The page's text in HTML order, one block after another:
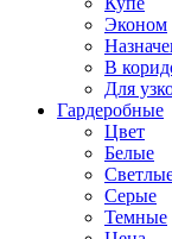
Эконом
В
Для
Гардеробные
Цвет
Белые
Серые
Темные